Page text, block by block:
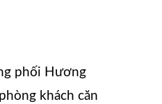
phối Hương
khách căn